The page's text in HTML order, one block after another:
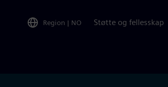
Region | NO Støtte og fellesskap